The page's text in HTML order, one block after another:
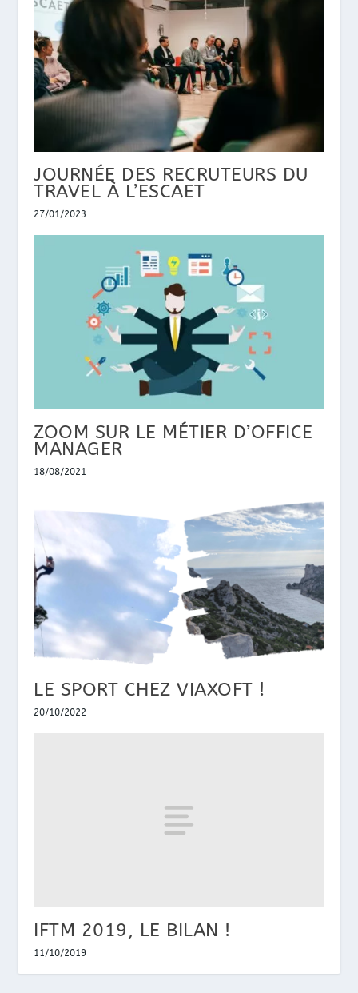
JOURNÉE DES RECRUTEURS DU
TRAVEL À L’ESCAET
27/01/2023
ZOOM SUR LE MÉTIER D’OFFICE
MANAGER
18/08/2021
LE SPORT CHEZ VIAXOFT !
20/10/2022
IFTM 2019, LE BILAN !
11/10/2019